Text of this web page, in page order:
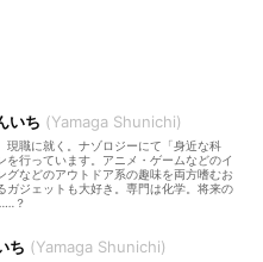
いち Yamaga Shunichi
現職に就く。ナゾロジーにて「身近な科
を行っています。アニメ・ゲームなどのイ
グなどのアウトドア系の趣味を両方嗜むお
ガジェットも大好き。専門は化学。将来の
？
ち Yamaga Shunichi